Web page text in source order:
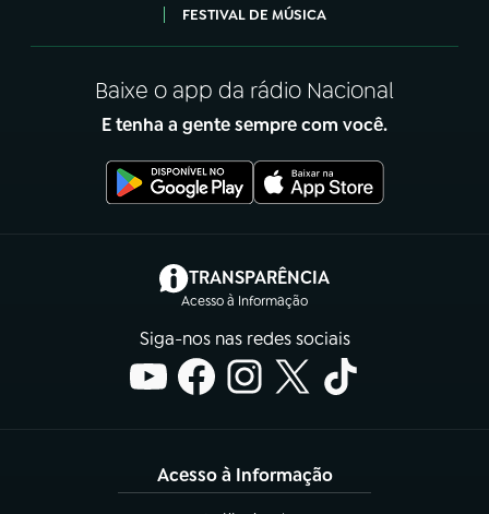
FESTIVAL DE MÚSICA
Baixe o app da rádio Nacional
E tenha a gente sempre com você.
TRANSPARÊNCIA
Acesso à Informação
(abre em nova aba)
Siga-nos nas redes sociais
Acesso à Informação